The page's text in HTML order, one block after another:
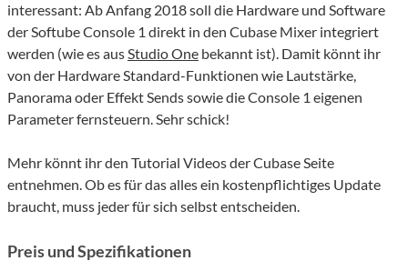
interessant: Ab Anfang 2018 soll die Hardware und Software
der Softube Console 1 direkt in den Cubase Mixer integriert
werden (wie es ausStudio One bekannt ist). Damit könnt ihr
von der Hardware Standard-Funktionen wie Lautstärke,
Panorama oder Effekt Sends sowie die Console 1 eigenen
Parameter fernsteuern. Sehr schick!
Mehr könnt ihr den Tutorial Videos der Cubase Seite
entnehmen. Ob es für das alles ein kostenpflichtiges Update
braucht, muss jeder für sich selbst entscheiden.
Preis und Spezifikationen